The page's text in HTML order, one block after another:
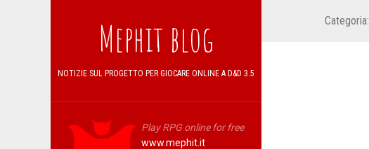
Mephit blog
NOTIZIE SUL PROGETTO PER GIOCARE ONLINE A D&D 3.5
Play RPG online for free
www.mephit.it
Categoria: